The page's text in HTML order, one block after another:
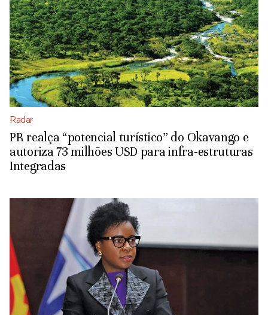
Radar
PR realça “potencial turístico” do Okavango e
autoriza 73 milhões USD para infra-estruturas
Integradas